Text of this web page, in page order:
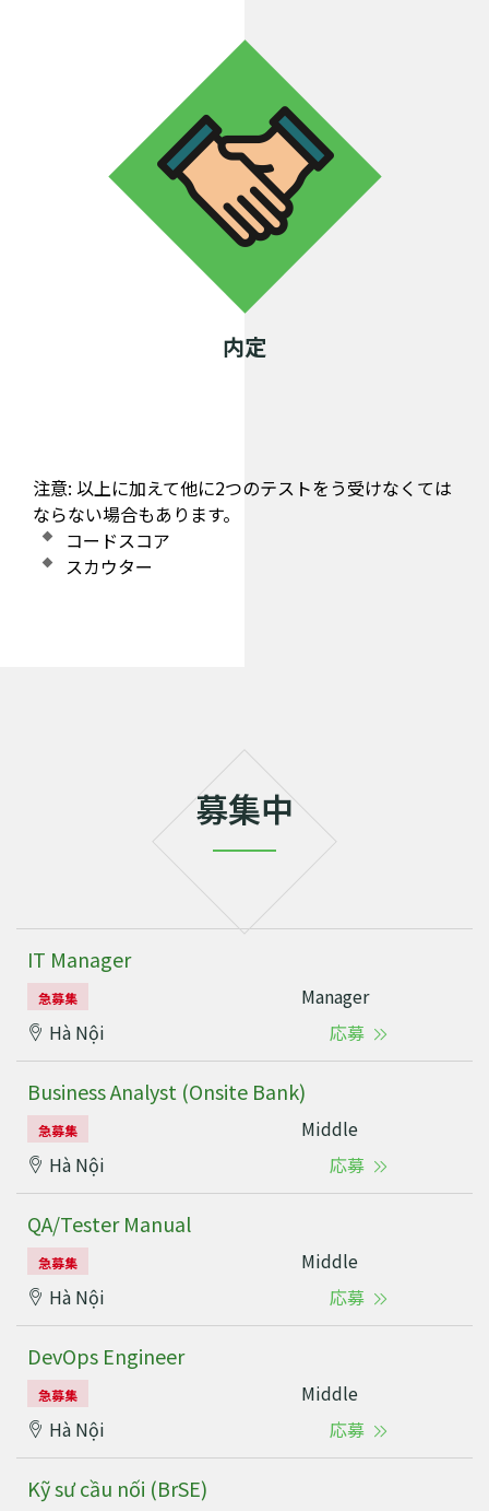
内定
注意: 以上に加えて他に2つのテストをう受けなくては
ならない場合もあります。
コードスコア
スカウター
募集中
IT Manager
急募集
Manager
Hà Nội
応募
Business Analyst (Onsite Bank)
急募集
Middle
Hà Nội
応募
QA/Tester Manual
急募集
Middle
Hà Nội
応募
DevOps Engineer
急募集
Middle
Hà Nội
応募
Kỹ sư cầu nối (BrSE)